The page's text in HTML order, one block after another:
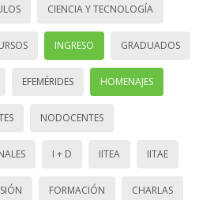
CIENCIA Y TECNOLOGÍA
INGRESO GRADUADOS
EFEMÉRIDES HOMENAJES
NODOCENTES
I + D IITEA IITAE
FORMACIÓN CHARLAS